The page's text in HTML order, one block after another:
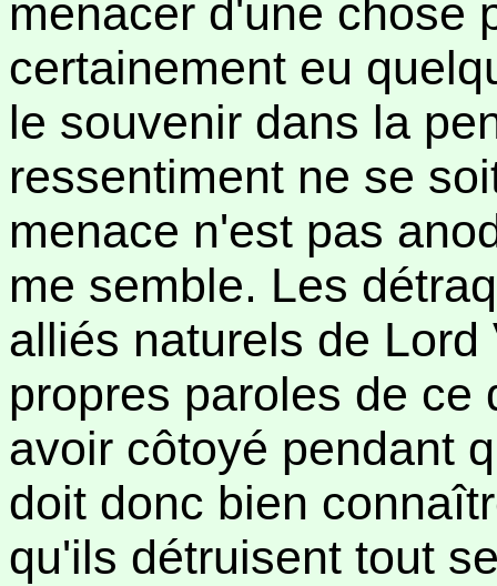
menacer d'une chose
certainement eu
le souvenir dans la
ressentiment ne se
menace n'est pas
me semble. Les
alliés naturels de
propres paroles de ce
avoir côtoyé pendant
doit donc bien
qu'ils détruisent tout